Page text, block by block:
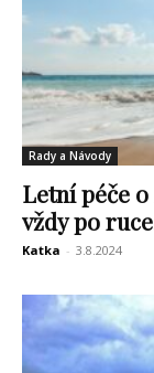
Rady a Návody
Letní péče
vždy po
Katka - 3.8.2024